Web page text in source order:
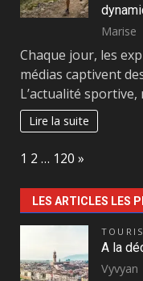
Marise
Chaque jour, les
médias captivent
L’actualité sportive,
Lire la suite
Page:
1 2 … 120 Next
»
LES ARTICLES LES
A la
Vyvyan